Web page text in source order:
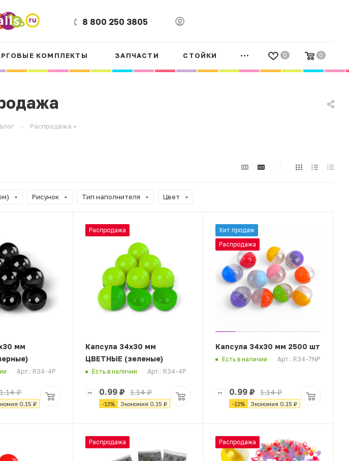
8 800 250 3805
0 0
КОМПЛЕКТЫ ЗАПЧАСТИ СТОЙКИ
— Распродажа
Рисунок Тип наполнителя Цвет
мм
Арт.: R34-4P
1.14₽
0.15 ₽
Распродажа
Капсула 34х30 мм
ЦВЕТНЫЕ (зеленые)
Есть в наличии Арт.: R34-4P
0.99₽ 1.14₽
-13% Экономия 0.15 ₽
Хит продаж
Распродажа
Капсула 34х30 мм 2500 шт
Есть в наличии Арт.: R34-7NP
0.99 ₽ 1.14₽
-13% Экономия 0.15 ₽
Распродажа Распродажа